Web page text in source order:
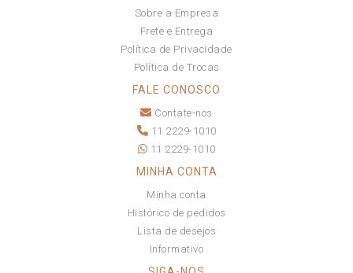
Sobre a Empresa
Frete e Entrega
Política de Privacidade
Política de Trocas
FALE CONOSCO
Contate-nos
11 2229-1010
11 2229-1010
MINHA CONTA
Minha conta
Histórico de pedidos
Lista de desejos
Informativo